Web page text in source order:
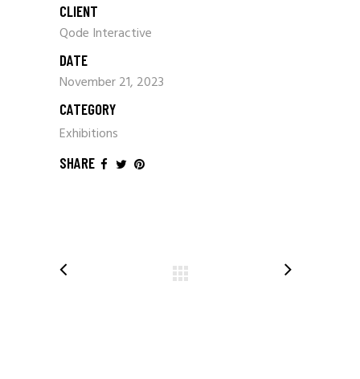
CLIENT
Qode Interactive
DATE
November 21, 2023
CATEGORY
Exhibitions
SHARE